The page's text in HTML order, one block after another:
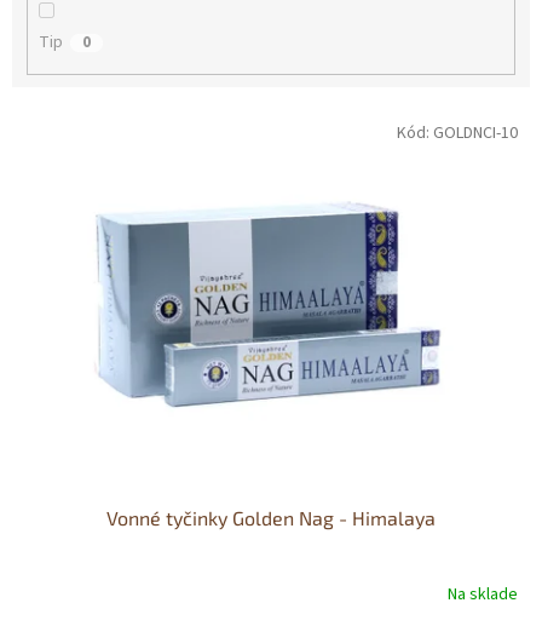
Tip 0
Vonné tyčinky Golden Nag - Himalaya
Na sklade
Kód: GOLDNCI-10